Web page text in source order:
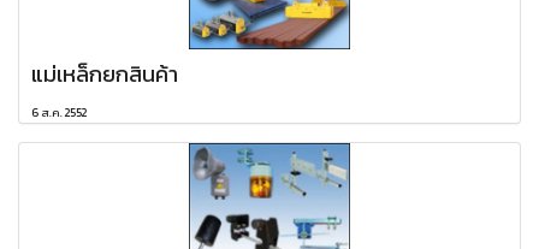
แม่เหล็กยกสินค้า
6 ส.ค. 2552